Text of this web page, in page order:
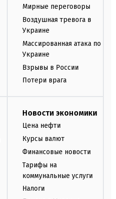
Мирные переговоры
Воздушная тревога в
Украине
Массированная атака по
Украине
Взрывы в России
Потери врага
Новости экономики
Цена нефти
Курсы валют
Финансовые новости
Тарифы на
коммунальные услуги
Налоги